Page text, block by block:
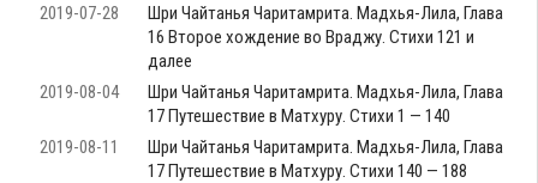
2019-07-28
Шри Чайтанья Чаритамрита. Мадхья-Лила, Глава
16 Второе хождение во Враджу. Стихи 121 и
далее
2019-08-04
Шри Чайтанья Чаритамрита. Мадхья-Лила, Глава
17 Путешествие в Матхуру. Стихи 1 — 140
2019-08-11
Шри Чайтанья Чаритамрита. Мадхья-Лила, Глава
17 Путешествие в Матхуру. Стихи 140 — 188